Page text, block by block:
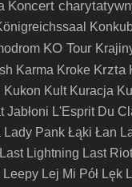
Koncert
KO Tour
Karma Kroke Krzta
Kukon Kult Kuracja
Jabłoni L'Esprit Du
Lady Pank Łąki Łan
Last Lightning Last Riot
Leepy Lej Mi Pół Lęk